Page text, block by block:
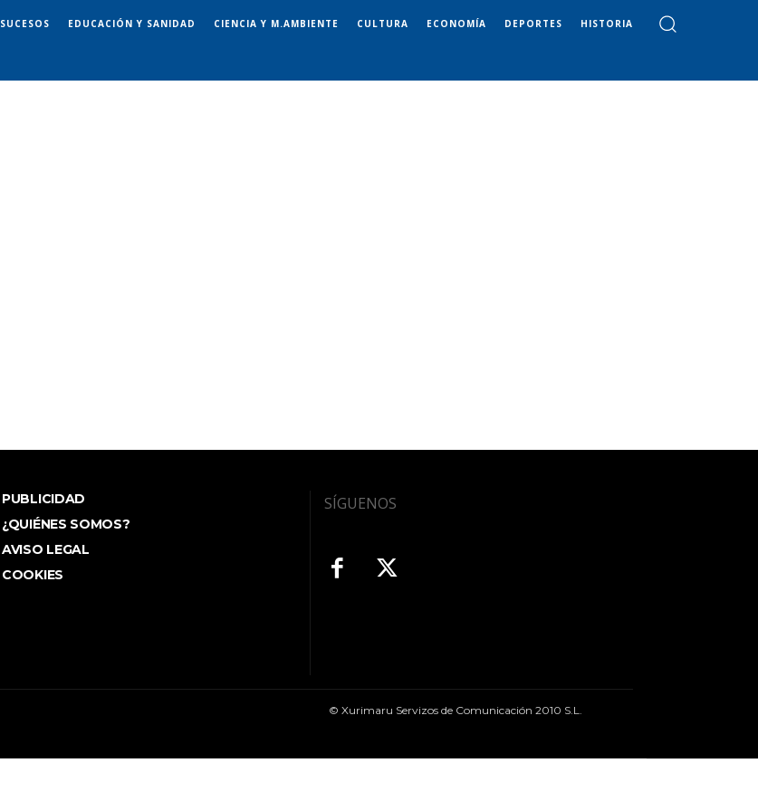
SUCESOS EDUCACIÓN Y SANIDAD CIENCIA Y M.AMBIENTE CULTURA ECONOMÍA DEPORTES HISTORIA
PUBLICIDAD
¿QUIÉNES SOMOS?
AVISO LEGAL
COOKIES
SÍGUENOS
© Xurimaru Servizos de Comunicación 2010 S.L.